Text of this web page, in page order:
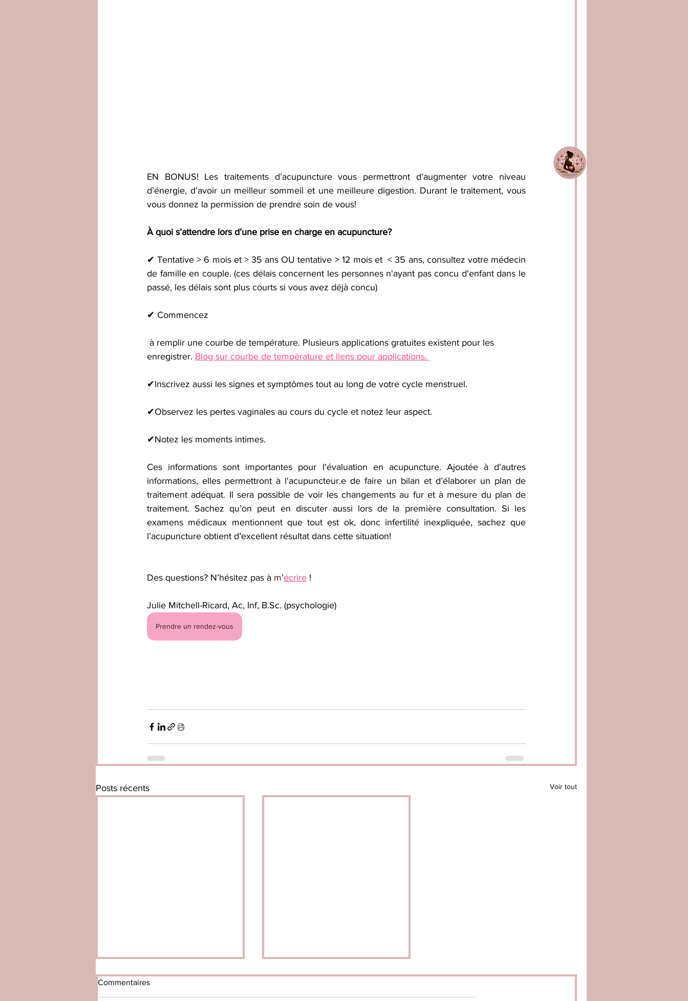
EN BONUS! Les traitements d’acupuncture vous permettront d’augmenter votre niveau
d’énergie, d’avoir un meilleur sommeil et une meilleure digestion. Durant le traitement, vous
vous donnez la permission de prendre soin de vous!
À quoi s’attendre lors d’une prise en charge en acupuncture?
✔ Tentative > 6 mois et > 35 ans OU tentative > 12 mois et  < 35 ans, consultez votre médecin
de famille en couple. (ces délais concernent les personnes n'ayant pas concu d'enfant dans le
passé, les délais sont plus courts si vous avez déjà concu)
✔ Commencez
enregistrer. Blog sur courbe de température et liens pour applications.
✔Inscrivez aussi les signes et symptômes tout au long de votre cycle menstruel.
✔Observez les pertes vaginales au cours du cycle et notez leur aspect.
✔Notez les moments intimes.
Ces informations sont importantes pour l'évaluation en acupuncture. Ajoutée à d'autres
informations, elles permettront à l'acupuncteur.e de faire un bilan et d’élaborer un plan de
traitement adéquat. Il sera possible de voir les changements au fur et à mesure du plan de
traitement. Sachez qu’on peut en discuter aussi lors de la première consultation. Si les
examens médicaux mentionnent que tout est ok, donc infertilité inexpliquée, sachez que
l’acupuncture obtient d’excellent résultat dans cette situation!
Des questions? N’hésitez pas à m’écrire !
Julie Mitchell-Ricard, Ac, Inf, B.Sc. (psychologie)
Prendre un rendez-vous
Posts récents Voir tout
Commentaires